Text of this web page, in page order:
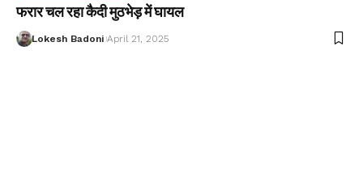
फरार चल रहा कैदी मुठभेड़ में घायल
Lokesh Badoni April 21, 2025